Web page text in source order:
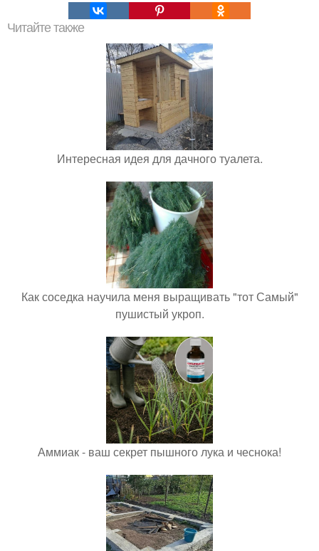
Читайте также
Интересная идея для дачного туалета.
Как соседка научила меня выращивать "тот Самый"
пушистый укроп.
Аммиак - ваш секрет пышного лука и чеснока!